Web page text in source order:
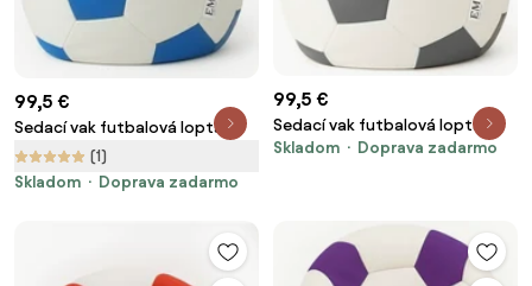
99,5 €
Sedací vak futbalová lopta
bielomodrá EMI
(1)
Skladom
Doprava zadarmo
99,5 €
Sedací vak futbalová lopta
bielosivá EMI
Skladom Doprava zadarmo